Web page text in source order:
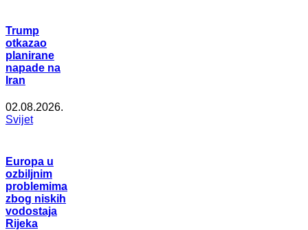
Trump
otkazao
planirane
napade na
Iran
02.08.2026.
Svijet
Europa u
ozbiljnim
problemima
zbog niskih
vodostaja
Rijeka